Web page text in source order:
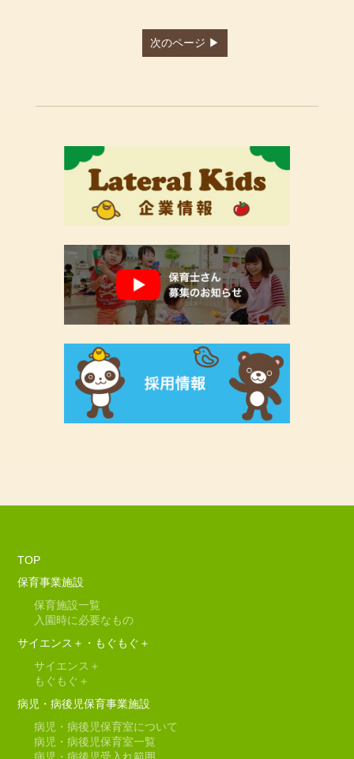
次のページ ▶
TOP
保育事業施設
保育施設一覧
入園時に必要なもの
サイエンス＋・もぐもぐ＋
サイエンス＋
もぐもぐ＋
病児・病後児保育事業施設
病児・病後児保育室について
病児・病後児保育室一覧